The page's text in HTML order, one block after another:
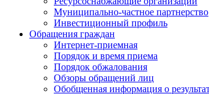
Муниципально-частное партнерство
Инвестиционный профиль
Обращения граждан
Интернет-приемная
Порядок и время приема
Порядок обжалования
Обзоры обращений лиц
Обобщенная информация о